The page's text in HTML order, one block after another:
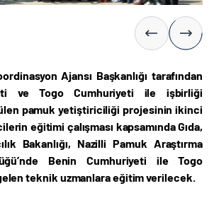
Ajansı Başkanlığı tarafından
ve Togo Cumhuriyeti ile işbirliği
pamuk yetiştiriciliği projesinin ikinci
eğitimi çalışması kapsamında Gıda,
Bakanlığı, Nazilli Pamuk Araştırma
Benin Cumhuriyeti ile Togo
teknik uzmanlara eğitim verilecek.